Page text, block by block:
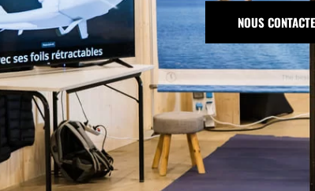
NOUS CONTACTER